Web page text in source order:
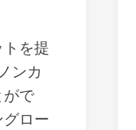
を提
ンカ
がで
ロー